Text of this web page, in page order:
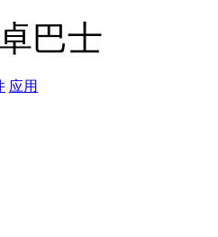
巴士
应用